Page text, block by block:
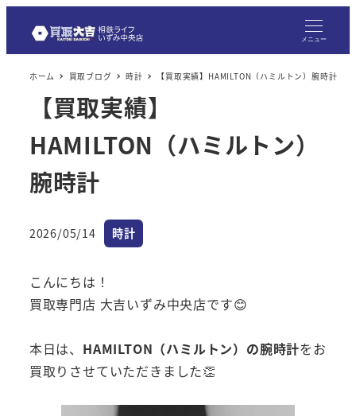
メニュー
ホーム 買取ブログ 時計 【買取実績】HAMILTON（ハミルトン）腕時計
【買取実績】
HAMILTON（ハミルトン）
腕時計
投稿日
2026/05/14 カテゴリー
時計
こんにちは！
買取専門店 大吉いずみ中央店です😊
本日は、 HAMILTON（ハミルトン）の腕時計をお
買取りさせていただきました👏